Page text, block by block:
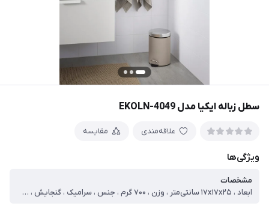
سطل زباله ایکیا مدل EKOLN-4049
علاقه‌مندی مقایسه
ویژگی‌ها
مشخصات
ابعاد ، ۱۷x۱۷x۲۵ سانتی‌متر ، وزن ، ۷۰۰ گرم ، جنس ، سرامیک ، گنجایش ، ۳ لیتر ، مناسب برای ، حمام ، سرویس بهداشتی ، آشپزخانه ، سایر توضیحات ، جنس داخل سطل از پلاستیک و دور سطل بیرونی سرامیک و درب آن استیل می باشد